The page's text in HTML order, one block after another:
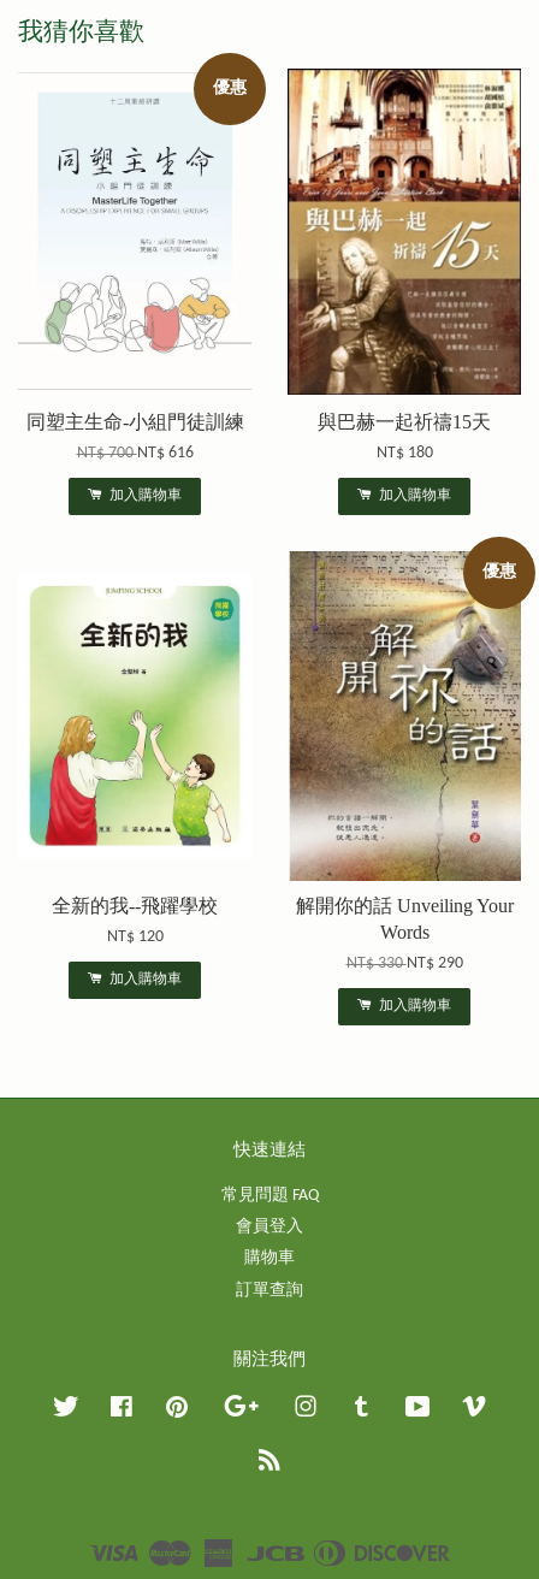
我猜你喜歡
優惠
同塑主生命-小組門徒訓練
NT$ 700NT$ 616
加入購物車
與巴赫一起祈禱15天
NT$ 180
加入購物車
全新的我--飛躍學校
NT$ 120
加入購物車
優惠
解開你的話 Unveiling Your
Words
NT$ 330NT$ 290
加入購物車
快速連結
常見問題 FAQ
會員登入
購物車
訂單查詢
關注我們
Twitter Facebook Pinterest Google InstagramTumblr YouTube
Visa Master
American
JCB
Diners